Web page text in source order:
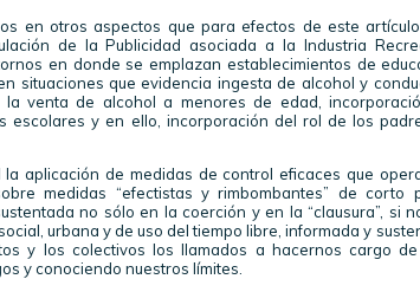
en otros aspectos que para efectos de este
de la Publicidad asociada a la Industria
en donde se emplazan establecimientos de
situaciones que evidencia ingesta de alcohol y
venta de alcohol a menores de edad,
escolares y en ello, incorporación del rol de los
aplicación de medidas de control eficaces que
medidas “efectistas y rimbombantes” de corto
no sólo en la coerción y en la “clausura”, si
urbana y de uso del tiempo libre, informada y
y los colectivos los llamados a hacernos cargo
y conociendo nuestros límites.